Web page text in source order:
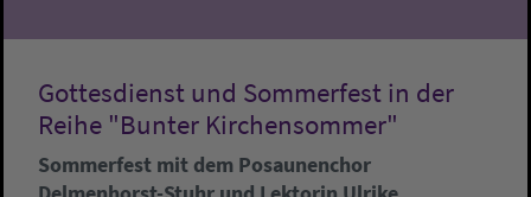
Gottesdienst und Sommerfest in der
Reihe "Bunter Kirchensommer"
Sommerfest mit dem Posaunenchor